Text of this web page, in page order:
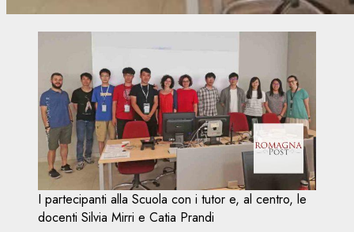
I partecipanti alla Scuola con i tutor e, al centro, le
docenti Silvia Mirri e Catia Prandi